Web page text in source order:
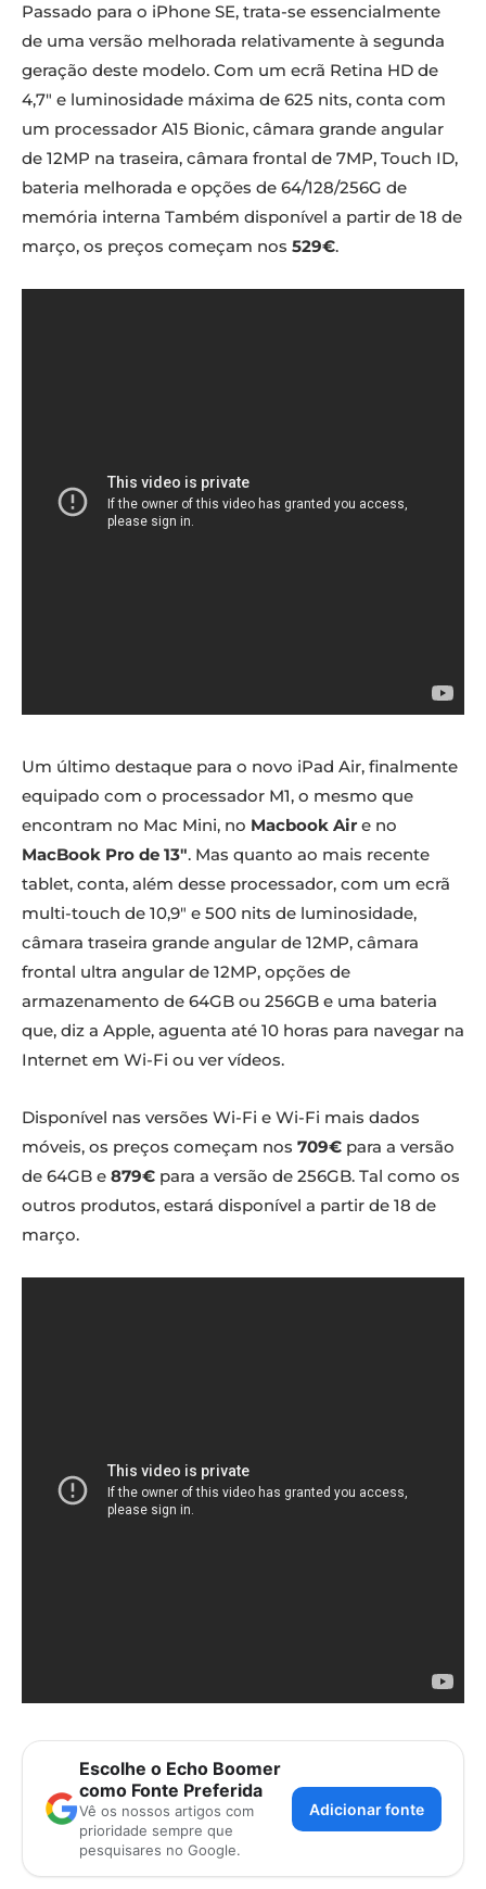
Passado para o iPhone SE, trata-se essencialmente
de uma versão melhorada relativamente à segunda
geração deste modelo. Com um ecrã Retina HD de
4,7″ e luminosidade máxima de 625 nits, conta com
um processador A15 Bionic, câmara grande angular
de 12MP na traseira, câmara frontal de 7MP, Touch ID,
bateria melhorada e opções de 64/128/256G de
memória interna Também disponível a partir de 18 de
março, os preços começam nos 529€.
Um último destaque para o novo iPad Air, finalmente
equipado com o processador M1, o mesmo que
encontram no Mac Mini, no Macbook Air e no
MacBook Pro de 13″. Mas quanto ao mais recente
tablet, conta, além desse processador, com um ecrã
multi-touch de 10,9″ e 500 nits de luminosidade,
câmara traseira grande angular de 12MP, câmara
frontal ultra angular de 12MP, opções de
armazenamento de 64GB ou 256GB e uma bateria
que, diz a Apple, aguenta até 10 horas para navegar na
Internet em Wi-Fi ou ver vídeos.
Disponível nas versões Wi-Fi e Wi-Fi mais dados
móveis, os preços começam nos 709€ para a versão
de 64GB e 879€ para a versão de 256GB. Tal como os
outros produtos, estará disponível a partir de 18 de
março.
Escolhe o Echo Boomer
como Fonte Preferida
Vê os nossos artigos com
prioridade sempre que
pesquisares no Google.
Adicionar fonte